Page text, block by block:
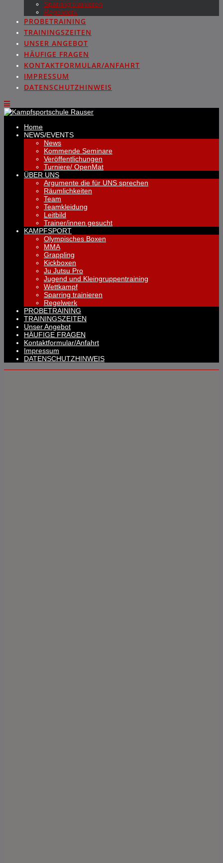
Sparring trainieren
Regelwerk
PROBETRAINING
TRAININGSZEITEN
UNSER ANGEBOT
HÄUFIGE FRAGEN
KONTAKTFORMULAR/ANFAHRT
IMPRESSUM
DATENSCHUTZHINWEIS
Home
NEWS/EVENTS
News
Kommende Seminare
Veröffentlichungen
Turniere/ OpenMat
ÜBER UNS
Argumente die für UNS sprechen
Räumlichkeiten
Team
Teamkleidung
Leitbild
Trainer/innen gesucht
KAMPFSPORT
Olympisches Boxen
MMA
Grappling
Kickboxen
Ju Jutsu Pro
Jugend und Kleingruppentraining
Wettkampf
Sparring trainieren
Regelwerk
PROBETRAINING
TRAININGSZEITEN
Unser Angebot
HÄUFIGE FRAGEN
Kontaktformular/Anfahrt
Impressum
DATENSCHUTZHINWEIS